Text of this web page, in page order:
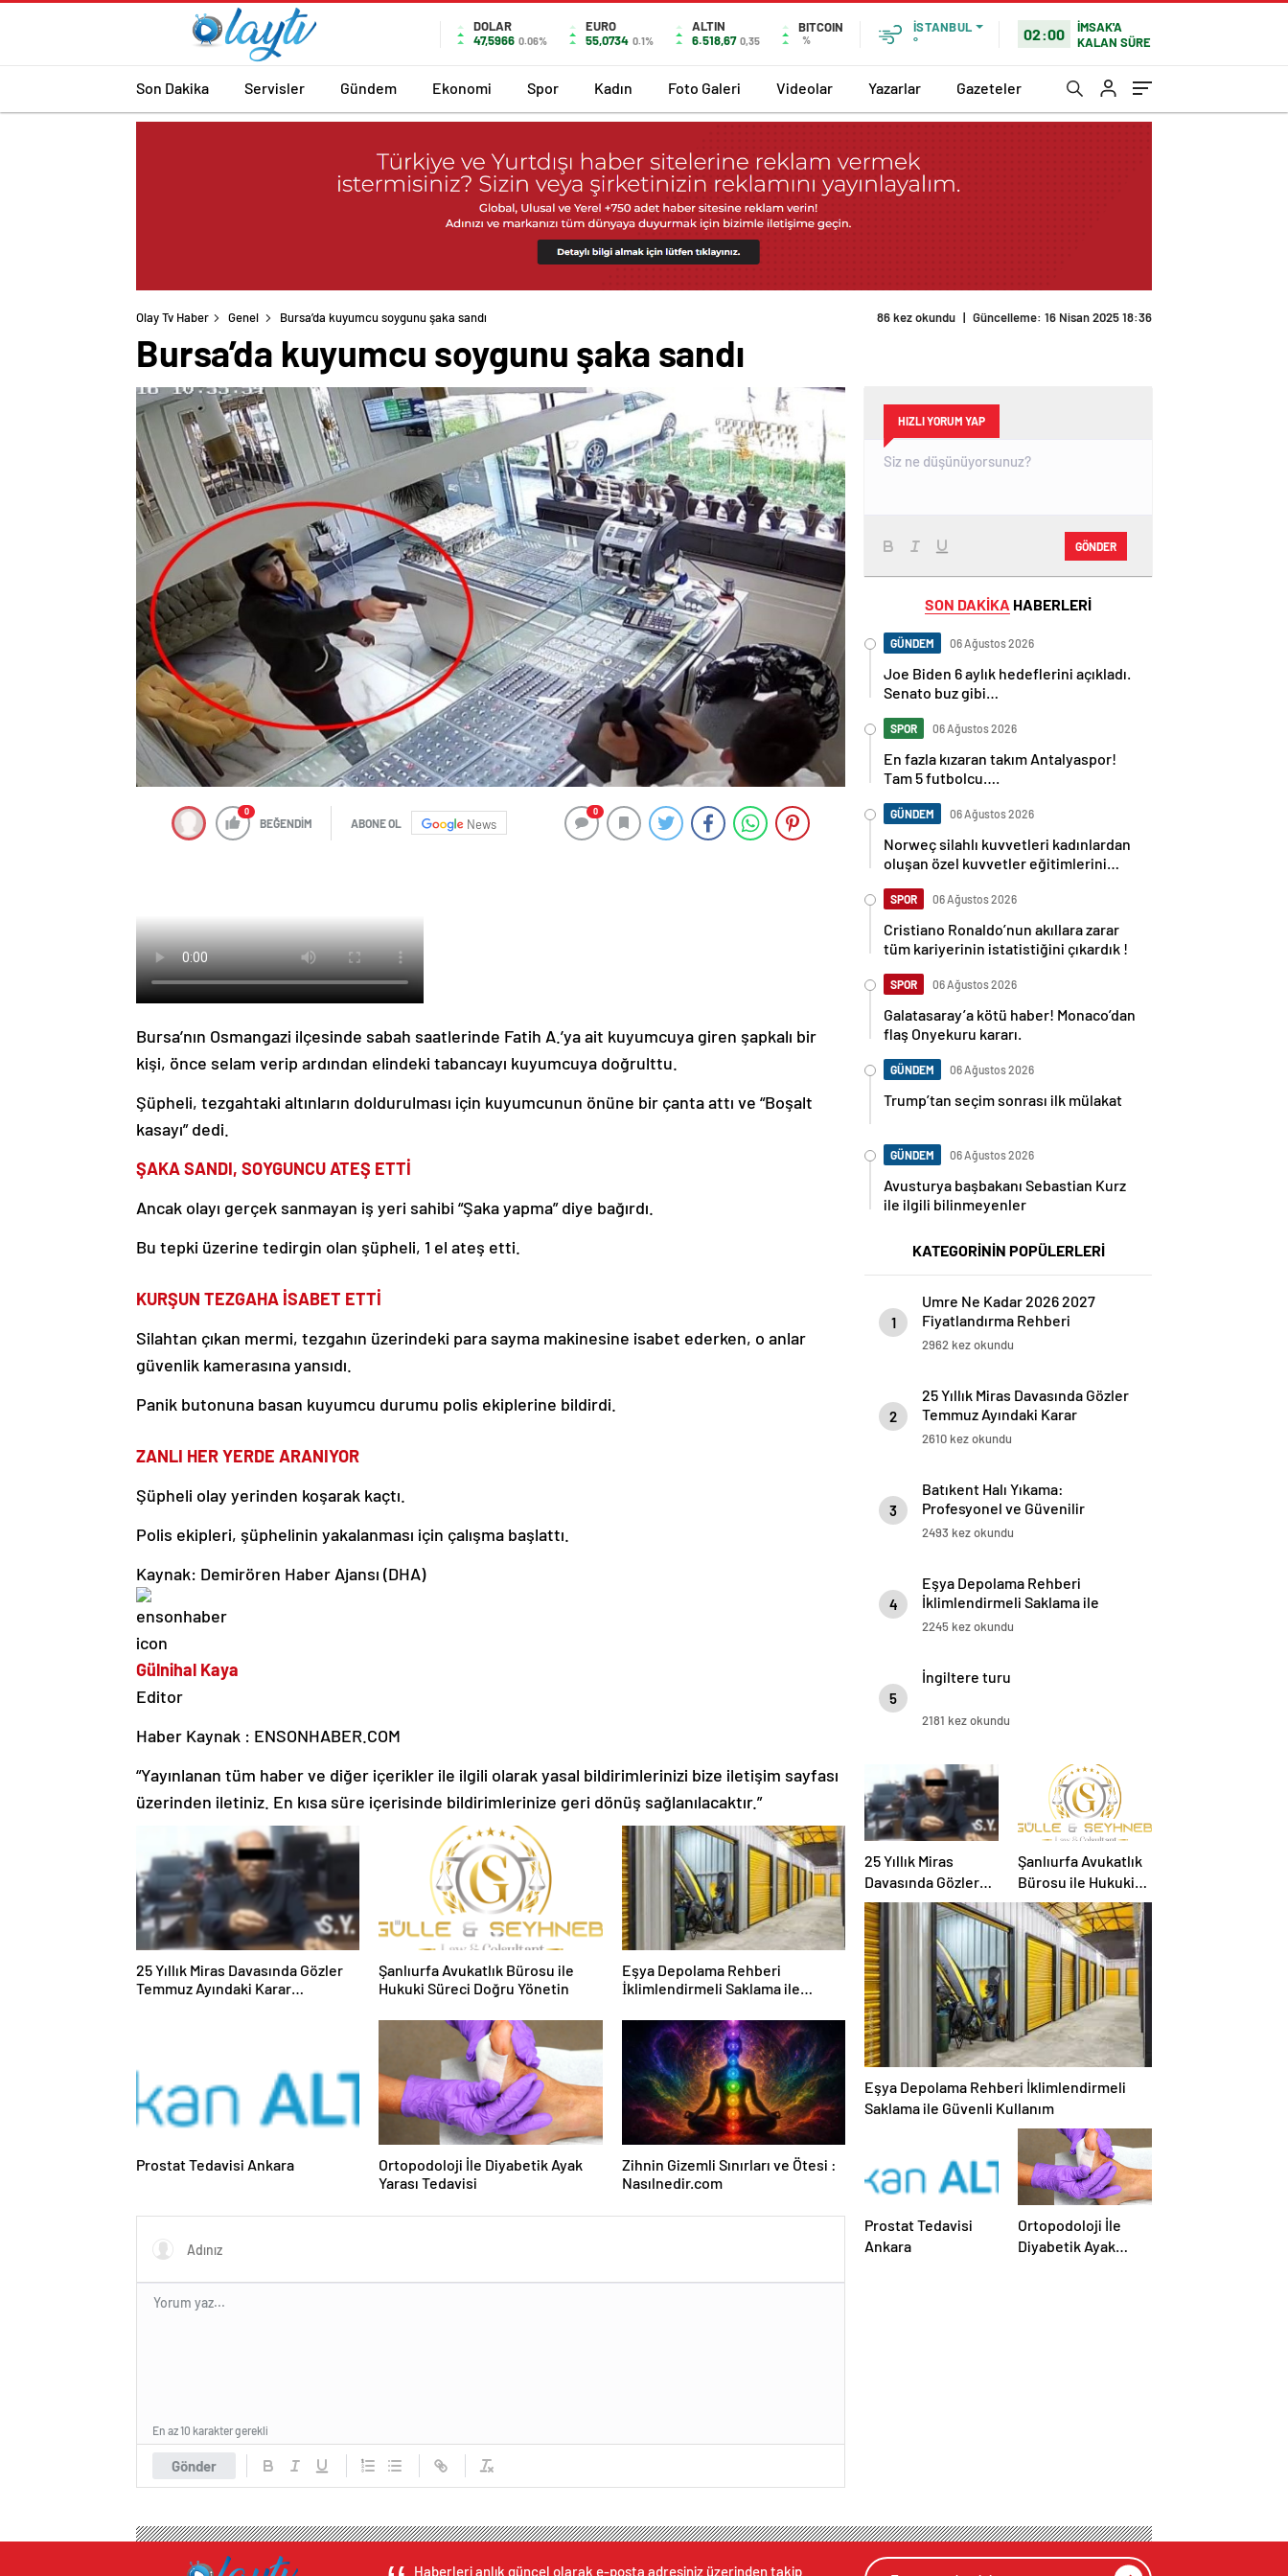
DOLAR
47,5966 0.06%
EURO
55,0734 0.1%
ALTIN
6.518,67 0,35
BITCOIN
%
İSTANBUL
°
02:00
İMSAK'A
KALAN SÜRE
Son Dakika Servisler Gündem Ekonomi Spor Kadın Foto Galeri Videolar Yazarlar Gazeteler
Olay Tv Haber Genel Bursa’da kuyumcu soygunu şaka sandı 86 kez okundu | Güncelleme: 16 Nisan 2025 18:36
Bursa’da kuyumcu soygunu şaka sandı
0
BEĞENDİM ABONE OL News
0
Bursa’nın Osmangazi ilçesinde sabah saatlerinde Fatih A.’ya ait kuyumcuya giren şapkalı bir
kişi, önce selam verip ardından elindeki tabancayı kuyumcuya doğrulttu.
Şüpheli, tezgahtaki altınların doldurulması için kuyumcunun önüne bir çanta attı ve “Boşalt
kasayı” dedi.
ŞAKA SANDI, SOYGUNCU ATEŞ ETTİ
Ancak olayı gerçek sanmayan iş yeri sahibi “Şaka yapma” diye bağırdı.
Bu tepki üzerine tedirgin olan şüpheli, 1 el ateş etti.
KURŞUN TEZGAHA İSABET ETTİ
Silahtan çıkan mermi, tezgahın üzerindeki para sayma makinesine isabet ederken, o anlar
güvenlik kamerasına yansıdı.
Panik butonuna basan kuyumcu durumu polis ekiplerine bildirdi.
ZANLI HER YERDE ARANIYOR
Şüpheli olay yerinden koşarak kaçtı.
Polis ekipleri, şüphelinin yakalanması için çalışma başlattı.
Kaynak: Demirören Haber Ajansı (DHA)
Gülnihal Kaya
Editor
Haber Kaynak : ENSONHABER.COM
“Yayınlanan tüm haber ve diğer içerikler ile ilgili olarak yasal bildirimlerinizi bize iletişim sayfası
üzerinden iletiniz. En kısa süre içerisinde bildirimlerinize geri dönüş sağlanılacaktır.”
25 Yıllık Miras Davasında Gözler
Temmuz Ayındaki Karar
Şanlıurfa Avukatlık Bürosu ile
Hukuki Süreci Doğru Yönetin
Eşya Depolama Rehberi
İklimlendirmeli Saklama ile
Prostat Tedavisi Ankara
Ortopodoloji İle Diyabetik Ayak
Yarası Tedavisi
Zihnin Gizemli Sınırları ve Ötesi :
Nasılnedir.com
Gönder
En az 10 karakter gerekli
HIZLI YORUM YAP
GÖNDER
SON DAKİKA HABERLERİ
GÜNDEM 06 Ağustos 2026
Joe Biden 6 aylık hedeflerini açıkladı.
Senato buz gibi…
SPOR 06 Ağustos 2026
En fazla kızaran takım Antalyaspor!
Tam 5 futbolcu….
GÜNDEM 06 Ağustos 2026
Norweç silahlı kuvvetleri kadınlardan
oluşan özel kuvvetler eğitimlerini
SPOR 06 Ağustos 2026
Cristiano Ronaldo’nun akıllara zarar
tüm kariyerinin istatistiğini çıkardık !
SPOR 06 Ağustos 2026
Galatasaray’a kötü haber! Monaco’dan
flaş Onyekuru kararı.
GÜNDEM 06 Ağustos 2026
Trump’tan seçim sonrası ilk mülakat
GÜNDEM 06 Ağustos 2026
Avusturya başbakanı Sebastian Kurz
ile ilgili bilinmeyenler
KATEGORİNİN POPÜLERLERİ
1
Umre Ne Kadar 2026 2027
Fiyatlandırma Rehberi
2962 kez okundu
2
25 Yıllık Miras Davasında Gözler
Temmuz Ayındaki Karar
Duruşmasına Çevrildi
2610 kez okundu
3
Batıkent Halı Yıkama:
Profesyonel ve Güvenilir
Hizmetler
2493 kez okundu
4
Eşya Depolama Rehberi
İklimlendirmeli Saklama ile
Güvenli Kullanım
2245 kez okundu
5
İngiltere turu
2181 kez okundu
25 Yıllık Miras
Davasında Gözler
Temmuz Ayındaki
Karar Duruşmasına
Çevrildi
Şanlıurfa Avukatlık
Bürosu ile Hukuki
Süreci Doğru
Yönetin
Eşya Depolama Rehberi İklimlendirmeli
Saklama ile Güvenli Kullanım
Prostat Tedavisi
Ankara
Ortopodoloji İle
Diyabetik Ayak
Haberleri anlık güncel olarak e-posta adresiniz üzerinden takip